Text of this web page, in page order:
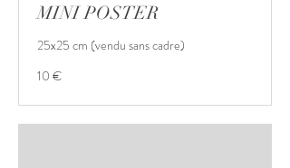
MINI POSTER
25x25 cm (vendu sans cadre)
10
euros
10 €